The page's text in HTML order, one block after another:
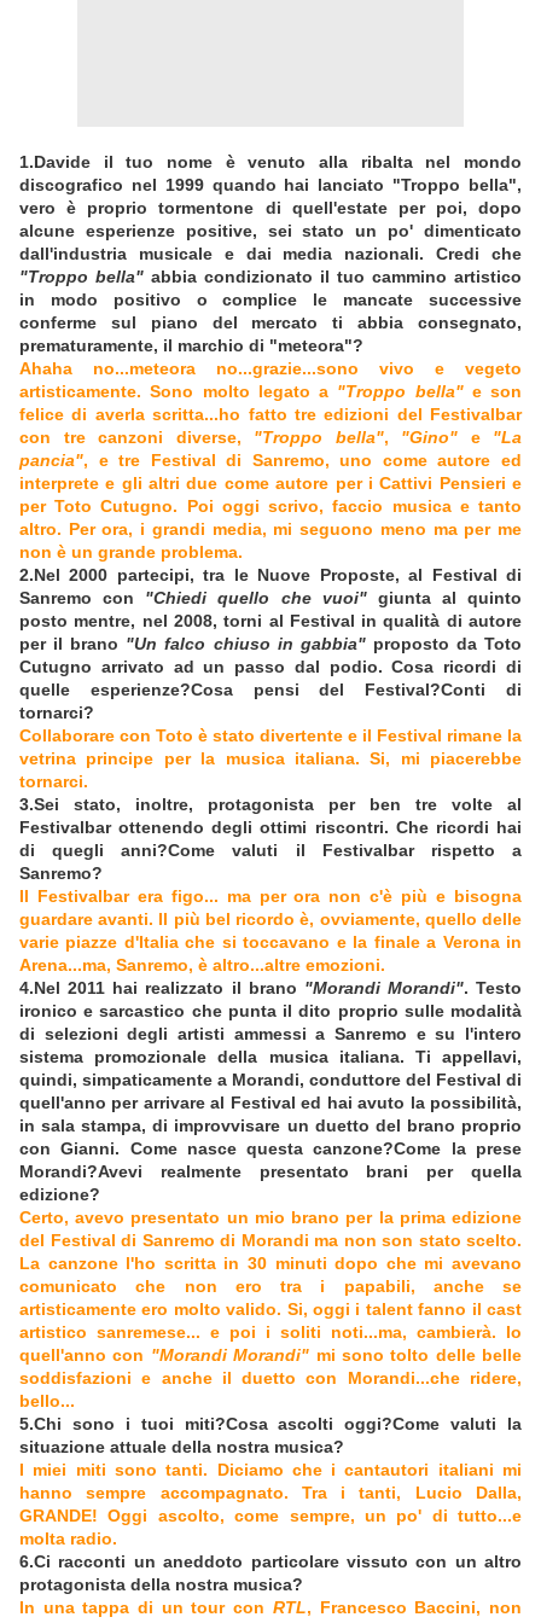
1.Davide il tuo nome è venuto alla ribalta nel mondo
discografico nel 1999 quando hai lanciato "Troppo bella",
vero è proprio tormentone di quell'estate per poi, dopo
alcune esperienze positive, sei stato un po' dimenticato
dall'industria musicale e dai media nazionali. Credi che
"Troppo bella" abbia condizionato il tuo cammino artistico
in modo positivo o complice le mancate successive
conferme sul piano del mercato ti abbia consegnato,
prematuramente, il marchio di "meteora"?
Ahaha no...meteora no...grazie...sono vivo e vegeto
artisticamente. Sono molto legato a "Troppo bella"e son
felice di averla scritta...ho fatto tre edizioni del Festivalbar
con tre canzoni diverse, "Troppo bella", "Gino" e "La
pancia", e tre Festival di Sanremo, uno come autore ed
interprete e gli altri due come autore per i Cattivi Pensieri e
per Toto Cutugno. Poi oggi scrivo, faccio musica e tanto
altro. Per ora, i grandi media, mi seguono meno ma per me
non è un grande problema.
2.Nel 2000 partecipi, tra le Nuove Proposte, al Festival di
Sanremo con "Chiedi quello che vuoi"giunta al quinto
posto mentre, nel 2008, torni al Festival in qualità di autore
per il brano "Un falco chiuso in gabbia"proposto da Toto
Cutugno arrivato ad un passo dal podio. Cosa ricordi di
quelle esperienze?Cosa pensi del Festival?Conti di
tornarci?
Collaborare con Toto è stato divertente e il Festival rimane la
vetrina principe per la musica italiana. Si, mi piacerebbe
tornarci.
3.Sei stato, inoltre, protagonista per ben tre volte al
Festivalbar ottenendo degli ottimi riscontri. Che ricordi hai
di quegli anni?Come valuti il Festivalbar rispetto a
Sanremo?
Il Festivalbar era figo... ma per ora non c'è più e bisogna
guardare avanti. Il più bel ricordo è, ovviamente, quello delle
varie piazze d'Italia che si toccavano e la finale a Verona in
Arena...ma, Sanremo, è altro...altre emozioni.
4.Nel 2011 hai realizzato il brano "Morandi Morandi". Testo
ironico e sarcastico che punta il dito proprio sulle modalità
di selezioni degli artisti ammessi a Sanremo e su l'intero
sistema promozionale della musica italiana. Ti appellavi,
quindi, simpaticamente a Morandi, conduttore del Festival di
quell'anno per arrivare al Festival ed hai avuto la possibilità,
in sala stampa, di improvvisare un duetto del brano proprio
con Gianni. Come nasce questa canzone?Come la prese
Morandi?Avevi realmente presentato brani per quella
edizione?
Certo, avevo presentato un mio brano per la prima edizione
del Festival di Sanremo di Morandi ma non son stato scelto.
La canzone l'ho scritta in 30 minuti dopo che mi avevano
comunicato che non ero tra i papabili, anche se
artisticamente ero molto valido. Si, oggi i talent fanno il cast
artistico sanremese... e poi i soliti noti...ma, cambierà. Io
quell'anno con "Morandi Morandi" mi sono tolto delle belle
soddisfazioni e anche il duetto con Morandi...che ridere,
bello...
5.Chi sono i tuoi miti?Cosa ascolti oggi?Come valuti la
situazione attuale della nostra musica?
I miei miti sono tanti. Diciamo che i cantautori italiani mi
hanno sempre accompagnato. Tra i tanti, Lucio Dalla,
GRANDE! Oggi ascolto, come sempre, un po' di tutto...e
molta radio.
6.Ci racconti un aneddoto particolare vissuto con un altro
protagonista della nostra musica?
In una tappa di un tour con RTL, Francesco Baccini, non